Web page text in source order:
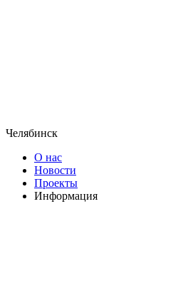
Челябинск
О нас
Новости
Проекты
Информация